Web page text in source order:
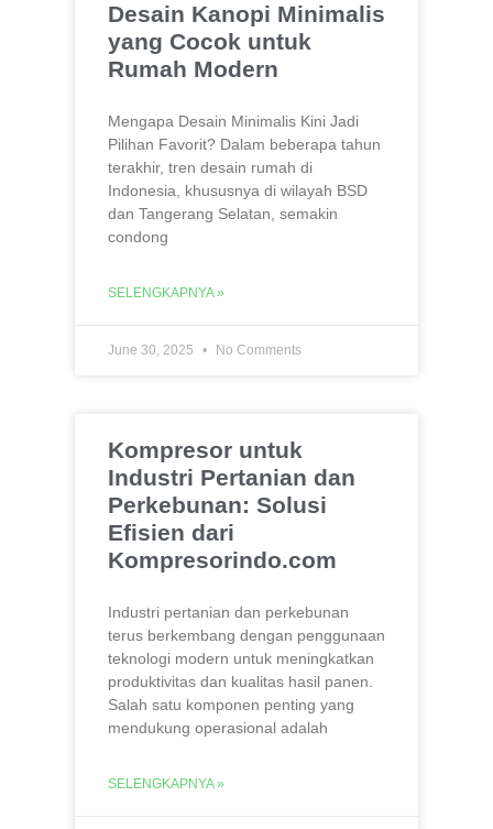
Desain Kanopi Minimalis
yang Cocok untuk
Rumah Modern
Mengapa Desain Minimalis Kini Jadi
Pilihan Favorit? Dalam beberapa tahun
terakhir, tren desain rumah di
Indonesia, khususnya di wilayah BSD
dan Tangerang Selatan, semakin
condong
SELENGKAPNYA »
June 30, 2025 No Comments
Kompresor untuk
Industri Pertanian dan
Perkebunan: Solusi
Efisien dari
Kompresorindo.com
Industri pertanian dan perkebunan
terus berkembang dengan penggunaan
teknologi modern untuk meningkatkan
produktivitas dan kualitas hasil panen.
Salah satu komponen penting yang
mendukung operasional adalah
SELENGKAPNYA »